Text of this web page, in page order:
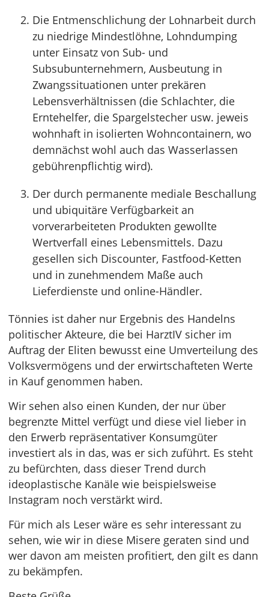
Die Entmenschlichung der Lohnarbeit durch
zu niedrige Mindestlöhne, Lohndumping
unter Einsatz von Sub- und
Subsubunternehmern, Ausbeutung in
Zwangssituationen unter prekären
Lebensverhältnissen (die Schlachter, die
Erntehelfer, die Spargelstecher usw. jeweis
wohnhaft in isolierten Wohncontainern, wo
demnächst wohl auch das Wasserlassen
gebührenpflichtig wird).
Der durch permanente mediale Beschallung
und ubiquitäre Verfügbarkeit an
vorverarbeiteten Produkten gewollte
Wertverfall eines Lebensmittels. Dazu
gesellen sich Discounter, Fastfood-Ketten
und in zunehmendem Maße auch
Lieferdienste und online-Händler.
Tönnies ist daher nur Ergebnis des Handelns
politischer Akteure, die bei HarztIV sicher im
Auftrag der Eliten bewusst eine Umverteilung des
Volksvermögens und der erwirtschafteten Werte
in Kauf genommen haben.
Wir sehen also einen Kunden, der nur über
begrenzte Mittel verfügt und diese viel lieber in
den Erwerb repräsentativer Konsumgüter
investiert als in das, was er sich zuführt. Es steht
zu befürchten, dass dieser Trend durch
ideoplastische Kanäle wie beispielsweise
Instagram noch verstärkt wird.
Für mich als Leser wäre es sehr interessant zu
sehen, wie wir in diese Misere geraten sind und
wer davon am meisten profitiert, den gilt es dann
zu bekämpfen.